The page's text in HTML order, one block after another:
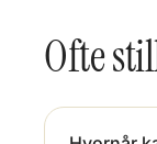
Ofte